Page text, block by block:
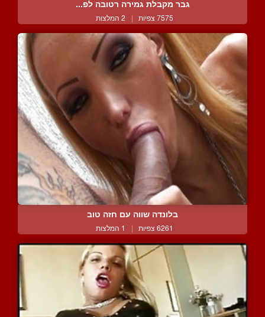
גבר מקבלת גמירה רטובה לפ...
7575 צפיות | 2 המלצות
בלונדה שווה עם חזה טוב
6261 צפיות | 1 המלצות